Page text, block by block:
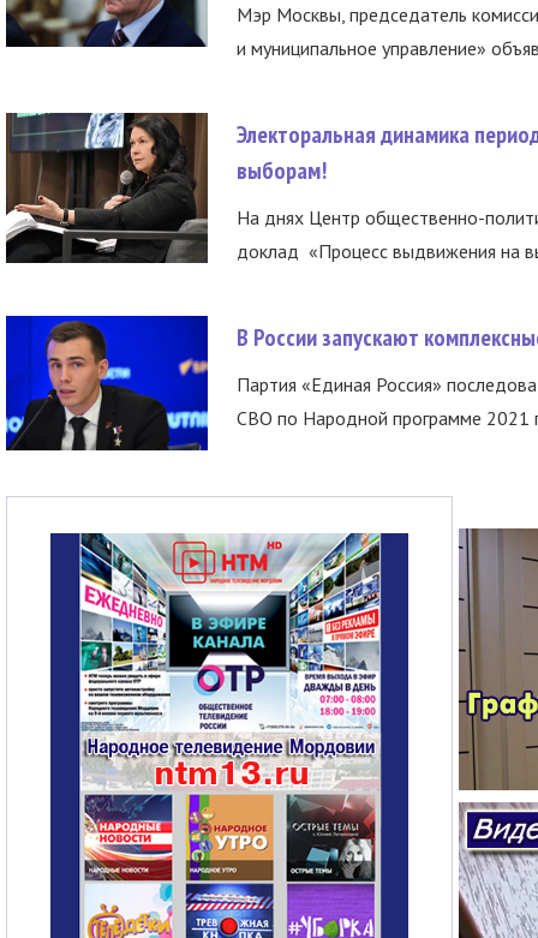
Мэр Москвы, председатель
и муниципальное управление»
Электоральная динамика
выборам!
На днях Центр общественно-
доклад «Процесс выдвижения на
В России запускают
Партия «Единая Россия»
СВО по Народной программе 2021